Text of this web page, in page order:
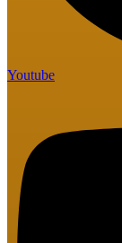
Youtube